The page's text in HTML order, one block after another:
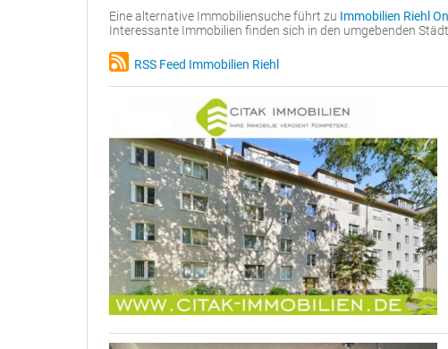
Eine alternative Immobiliensuche führt zu Immobilien Riehl
Interessante Immobilien finden sich in den umgebenden
RSS Feed Immobilien Riehl